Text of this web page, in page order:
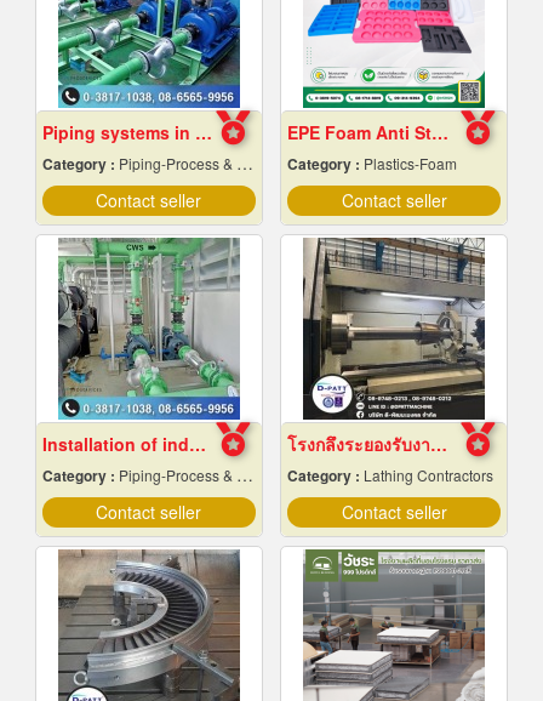
Piping systems in industrial plants
Category : Piping-Process & Industrial
Contact seller
EPE Foam Anti Static
Category : Plastics-Foam
Contact seller
Installation of industrial piping work
Category : Piping-Process & Industrial
Contact seller
โรงกลึงระยองรับงานผลิตด่วน
Category : Lathing Contractors
Contact seller